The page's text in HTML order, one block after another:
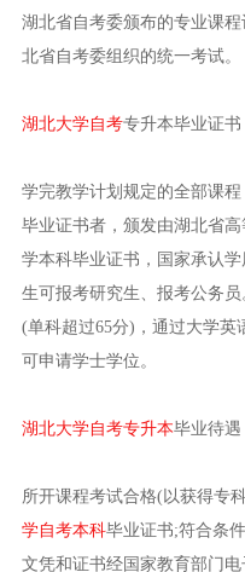
湖北省自考委颁布的专业课
北省自考委组织的统一考试。
湖北大学自考专升本毕业证书
学完教学计划规定的全部课
毕业证书者，颁发由湖北省
学本科毕业证书，国家承认
生可报考研究生、报考公务
(单科超过65分)，通过大学英
可申请学士学位。
湖北大学自考专升本毕业待遇
所开课程考试合格(以获得专
学自考本科毕业证书;符合条
文凭和证书经国家教育部门